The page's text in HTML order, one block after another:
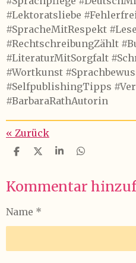
#Lektoratsliebe
#SpracheMitRespekt
#RechtschreibungZählt
#LiteraturMitSorgfalt
#Wortkunst
#SelfpublishingTipps
#BarbaraRathAutorin
« Zurück
T
l
e
T
l
e
T
l
e
T
l
e
Kommentar
Name *